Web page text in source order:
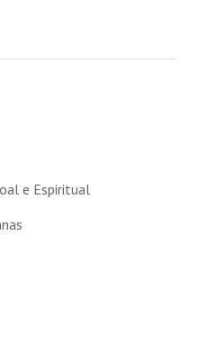
e Espiritual